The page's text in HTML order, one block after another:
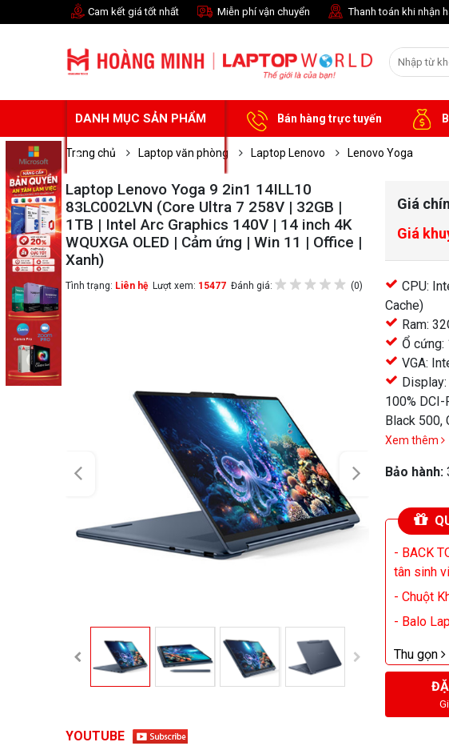
Cam kết giá tốt nhất Miễn phí vận chuyển Thanh toán khi nhận
DANH MỤC SẢN PHẨM Bán hàng trực tuyến
Trang chủ Laptop văn phòng Laptop Lenovo Lenovo Yoga
Laptop Lenovo Yoga 9 2in1 14ILL10
83LC002LVN (Core Ultra 7 258V | 32GB |
1TB | Intel Arc Graphics 140V | 14 inch 4K
WQUXGA OLED | Cảm ứng | Win 11 | Office |
Xanh)
Tình trạng: Liên hệ Lượt xem: 15477 Đánh giá: (0)
YOUTUBE
Giá
Giá
CPU:
Cache)
Ram:
Ổ
VGA:
100%
Black 500,
Xem thêm
Bảo hành:
- BACK
tân sinh
- Chuột
- Balo
Thu gọn